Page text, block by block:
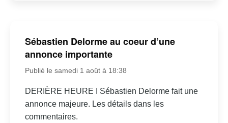
Sébastien Delorme au coeur d’une
annonce importante
Publié le samedi 1 août à 18:38
DERIÈRE HEURE I Sébastien Delorme fait une
annonce majeure. Les détails dans les
commentaires.